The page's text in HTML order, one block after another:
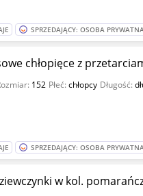
SPRZEDAJĄCY: OSOBA
chłopięce z
152 Płeć:chłopcy Długość:
SPRZEDAJĄCY: OSOBA
w kol.